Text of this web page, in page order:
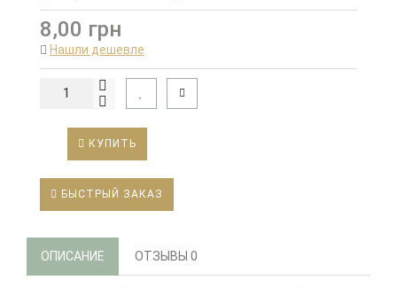
8,00 грн
Нашли дешевле
КУПИТЬ
БЫСТРЫЙ ЗАКАЗ
ОПИСАНИЕ ОТЗЫВЫ 0